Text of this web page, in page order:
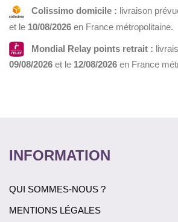
Colissimo domicile : livraison
et le 10/08/2026 en France métropolitaine.
Mondial Relay points retrait :
09/08/2026 et le 12/08/2026 en France
INFORMATION
QUI SOMMES-NOUS ?
MENTIONS LÉGALES